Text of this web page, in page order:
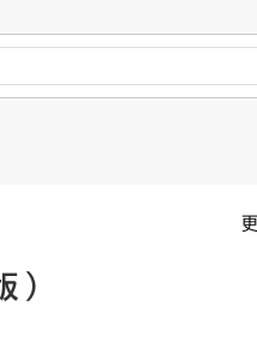
生活排水
市民安全
教育委員会
入学式・卒業式
救急・夜間診療
感染症
施設予約（まつ
はたちの集い
指定管理者制度
公共事業の技術
議会
オープンデータ